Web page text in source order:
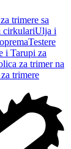
trimere sa
cirkulariUlja i
Testere
i Tarupi za
za trimer na
trimere